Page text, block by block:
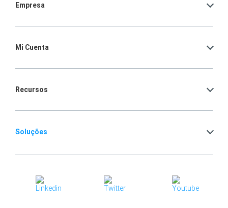
Empresa
Mi Cuenta
Recursos
Soluções